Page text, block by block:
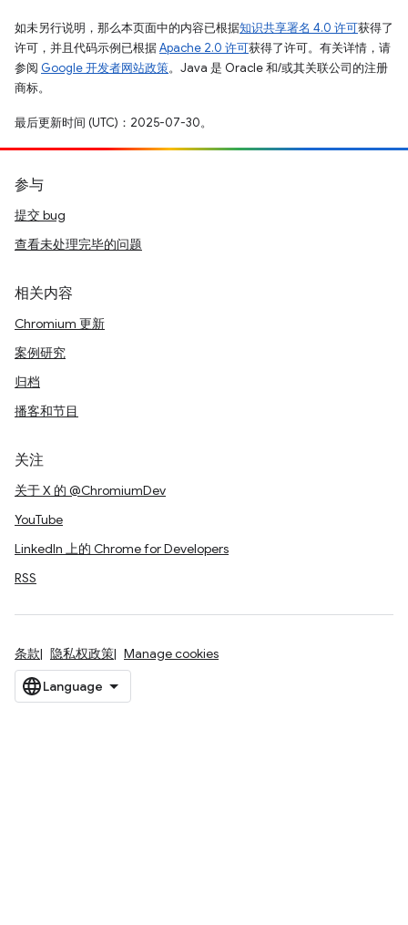
如未另行说明，那么本页面中的内容已根据知识共享署名 4.0 许可获得了
许可，并且代码示例已根据Apache 2.0 许可获得了许可。有关详情，请
参阅 Google 开发者网站政策。Java 是 Oracle 和/或其关联公司的注册
商标。
最后更新时间 (UTC)：2025-07-30。
参与
提交 bug
查看未处理完毕的问题
相关内容
Chromium 更新
案例研究
归档
播客和节目
关注
关于 X 的 @ChromiumDev
YouTube
LinkedIn 上的 Chrome for Developers
RSS
条款 隐私权政策 Manage cookies